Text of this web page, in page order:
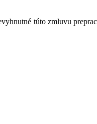
túto zmluvu